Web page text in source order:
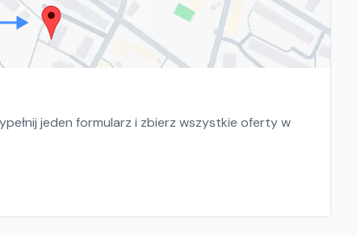
jeden formularz i zbierz wszystkie oferty w